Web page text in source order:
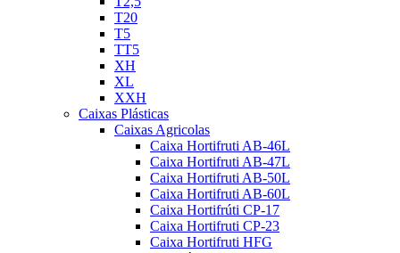
T20
T5
TT5
XH
XL
XXH
Caixas Plásticas
Caixas Agricolas
Caixa Hortifruti AB-46L
Caixa Hortifruti AB-47L
Caixa Hortifruti AB-50L
Caixa Hortifruti AB-60L
Caixa Hortifrúti CP-17
Caixa Hortifruti CP-23
Caixa Hortifruti HFG